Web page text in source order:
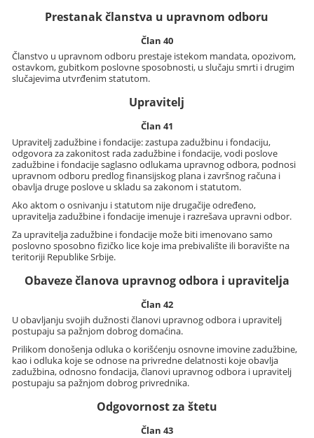
Prestanak članstva u upravnom odboru
Član 40
Članstvo u upravnom odboru prestaje istekom mandata, opozivom,
ostavkom, gubitkom poslovne sposobnosti, u slučaju smrti i drugim
slučajevima utvrđenim statutom.
Upravitelj
Član 41
Upravitelj zadužbine i fondacije: zastupa zadužbinu i fondaciju,
odgovora za zakonitost rada zadužbine i fondacije, vodi poslove
zadužbine i fondacije saglasno odlukama upravnog odbora, podnosi
upravnom odboru predlog finansijskog plana i završnog računa i
obavlja druge poslove u skladu sa zakonom i statutom.
Ako aktom o osnivanju i statutom nije drugačije određeno,
upravitelja zadužbine i fondacije imenuje i razrešava upravni odbor.
Za upravitelja zadužbine i fondacije može biti imenovano samo
poslovno sposobno fizičko lice koje ima prebivalište ili boravište na
teritoriji Republike Srbije.
Obaveze članova upravnog odbora i upravitelja
Član 42
U obavljanju svojih dužnosti članovi upravnog odbora i upravitelj
postupaju sa pažnjom dobrog domaćina.
Prilikom donošenja odluka o korišćenju osnovne imovine zadužbine,
kao i odluka koje se odnose na privredne delatnosti koje obavlja
zadužbina, odnosno fondacija, članovi upravnog odbora i upravitelj
postupaju sa pažnjom dobrog privrednika.
Odgovornost za štetu
Član 43